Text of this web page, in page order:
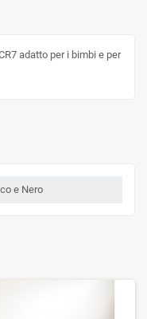
adatto per i bimbi e per
e Nero